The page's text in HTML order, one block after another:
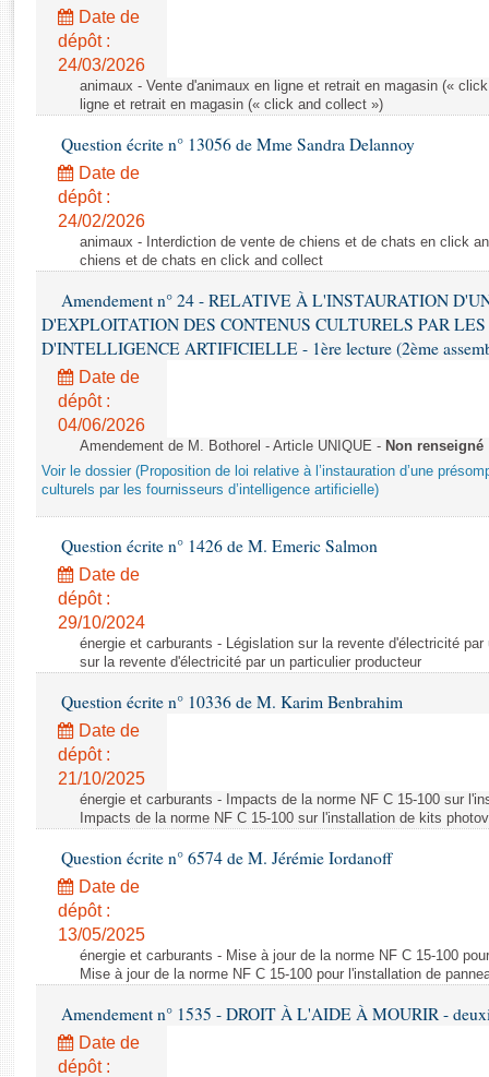
Rapports législatifs
Rapports sur l'application des lois
Baromètre de l’application des lois
Dossiers législatifs
Budget et sécurité sociale
Questions écrites et orales
Comptes rendus des débats
Date de
dépôt :
24/03/2026
animaux - Vente d'animaux en ligne et retrait en magasin («
ligne et retrait en magasin (« click and collect »)
Question écrite n° 13056 de Mme Sandra Delannoy
Date de
dépôt :
24/02/2026
animaux - Interdiction de vente de chiens et de chats en click
chiens et de chats en click and collect
Amendement n° 24 - RELATIVE À L'INSTAURATION
D'EXPLOITATION DES CONTENUS CULTURELS PAR LES
D'INTELLIGENCE ARTIFICIELLE - 1ère lecture (2ème
Date de
dépôt :
04/06/2026
Amendement de M. Bothorel - Article UNIQUE - Non renseigné
Voir le dossier (Proposition de loi relative à l’instauration d’une
culturels par les fournisseurs d’intelligence artificielle)
Question écrite n° 1426 de M. Emeric Salmon
Date de
dépôt :
29/10/2024
énergie et carburants - Législation sur la revente d'électricité
sur la revente d'électricité par un particulier producteur
Question écrite n° 10336 de M. Karim Benbrahim
Date de
dépôt :
21/10/2025
énergie et carburants - Impacts de la norme NF C 15-100 sur
Impacts de la norme NF C 15-100 sur l'installation de kits
Question écrite n° 6574 de M. Jérémie Iordanoff
Date de
dépôt :
13/05/2025
énergie et carburants - Mise à jour de la norme NF C 15-100
Mise à jour de la norme NF C 15-100 pour l'installation de
Amendement n° 1535 - DROIT À L'AIDE À MOURIR -
Date de
dépôt :